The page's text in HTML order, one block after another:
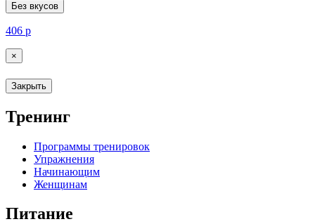
Без вкусов
406 р
×
Закрыть
Тренинг
Программы тренировок
Упражнения
Начинающим
Женщинам
Питание